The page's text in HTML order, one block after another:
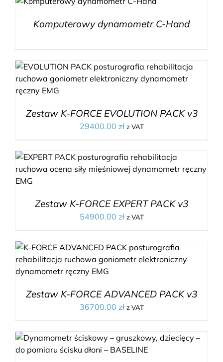
Komputerowy dynamometr C-Hand
Zestaw K-FORCE EVOLUTION PACK v3
29400.00 zł z VAT
Zestaw K-FORCE EXPERT PACK v3
54900.00 zł z VAT
Zestaw K-FORCE ADVANCED PACK v3
36700.00 zł z VAT